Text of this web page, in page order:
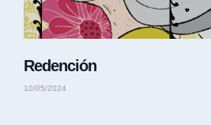
Redención
10/05/2024